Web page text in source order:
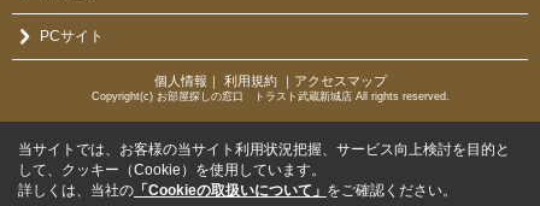
PCサイト
個人情報 ｜ 利用規約｜ アクセスマップ
Copyright(c) お部屋探しの窓口 トラスト武蔵新城店 All rights reserved.
当サイトでは、お客様の当サイト利用状況把握、サービス向上検討を目的と
して、クッキー（Cookie）を使用しています。
詳しくは、当社の 「Cookieの取扱いについて」 をご確認ください。